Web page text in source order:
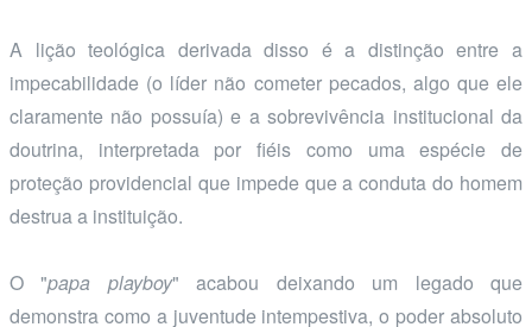
A lição teológica derivada disso é a distinção entre a
impecabilidade (o líder não cometer pecados, algo que ele
claramente não possuía) e a sobrevivência institucional da
doutrina, interpretada por fiéis como uma espécie de
proteção providencial que impede que a conduta do homem
destrua a instituição.
O "papa playboy" acabou deixando um legado que
demonstra como a juventude intempestiva, o poder absoluto